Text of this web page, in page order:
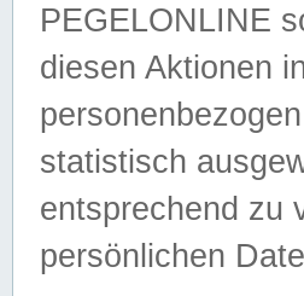
PEGELONLINE
diesen Aktionen
statistisch
entsprechend zu
persönlichen